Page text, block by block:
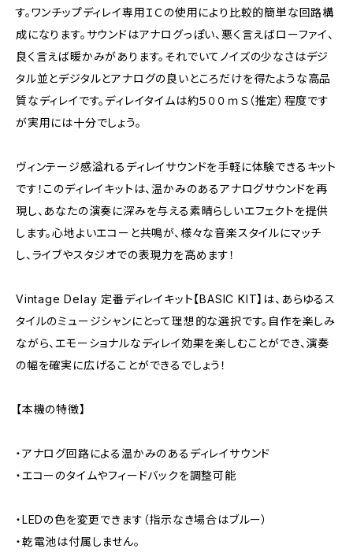
す。ワンチップディレイ専用ＩＣの使用により比較的簡単な回路構
成になります。サウンドはアナログっぽい、悪く言えばローファイ、
良く言えば暖かみがあります。それでいてノイズの少なさはデジ
タル並とデジタルとアナログの良いところだけを得たような高品
質なディレイです。ディレイタイムは約５００ｍＳ（推定）程度です
が実用には十分でしょう。
ヴィンテージ感溢れるディレイサウンドを手軽に体験できるキット
です！このディレイキットは、温かみのあるアナログサウンドを再
現し、あなたの演奏に深みを与える素晴らしいエフェクトを提供
します。心地よいエコーと共鳴が、様々な音楽スタイルにマッチ
し、ライブやスタジオでの表現力を高めます！
Vintage Delay 定番ディレイキット【BASIC KIT】は、あらゆるス
タイルのミュージシャンにとって理想的な選択です。自作を楽しみ
ながら、エモーショナルなディレイ効果を楽しむことができ、演奏
の幅を確実に広げることができるでしょう！
【本機の特徴】
・アナログ回路による温かみのあるディレイサウンド
・エコーのタイムやフィードバックを調整可能
・LEDの色を変更できます（指示なき場合はブルー）
・乾電池は付属しません。